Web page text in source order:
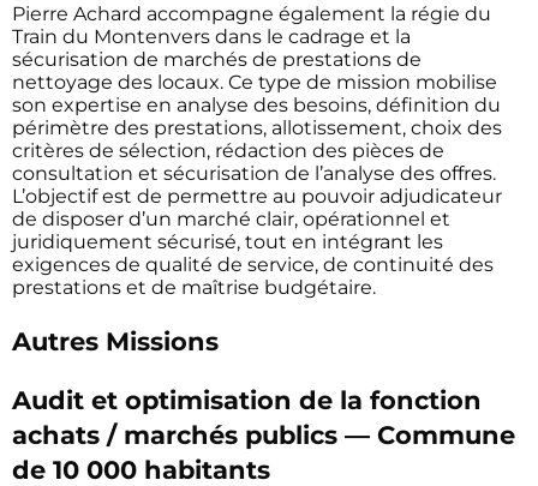
Pierre Achard accompagne également la régie du
Train du Montenvers dans le cadrage et la
sécurisation de marchés de prestations de
nettoyage des locaux. Ce type de mission mobilise
son expertise en analyse des besoins, définition du
périmètre des prestations, allotissement, choix des
critères de sélection, rédaction des pièces de
consultation et sécurisation de l’analyse des offres.
L’objectif est de permettre au pouvoir adjudicateur
de disposer d’un marché clair, opérationnel et
juridiquement sécurisé, tout en intégrant les
exigences de qualité de service, de continuité des
prestations et de maîtrise budgétaire.
Autres Missions
Audit et optimisation de la fonction
achats / marchés publics — Commune
de 10 000 habitants